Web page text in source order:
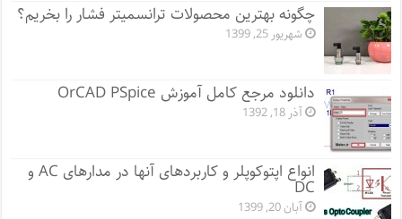
چگونه بهترین محصولات ترانسمیتر فشار را بخریم؟
شهریور 25, 1399
دانلود مرجع کامل آموزش OrCAD PSpice
آذر 18, 1392
انواع اپتوکوپلر و کاربردهای آنها در مدارهای AC و
DC
آبان 20, 1399